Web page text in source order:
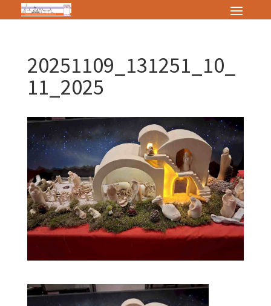
20251109_131251_10_
11_2025